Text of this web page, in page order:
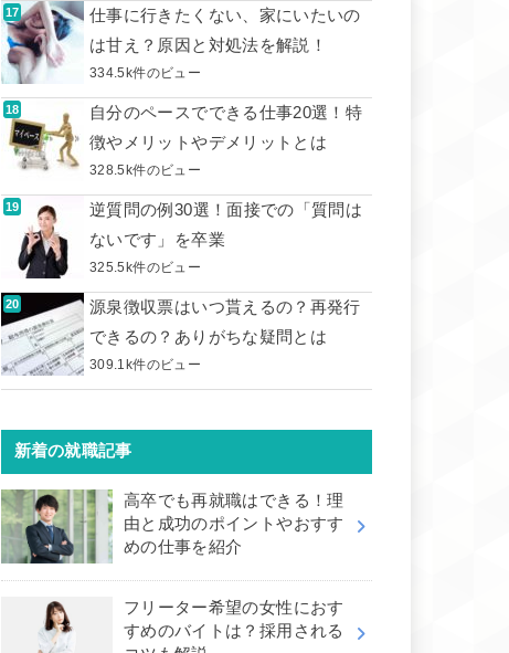
仕事に行きたくない、家にいたいの
は甘え？原因と対処法を解説！
334.5k件のビュー
自分のペースでできる仕事20選！特
徴やメリットやデメリットとは
328.5k件のビュー
逆質問の例30選！面接での「質問は
ないです」を卒業
325.5k件のビュー
源泉徴収票はいつ貰えるの？再発行
できるの？ありがちな疑問とは
309.1k件のビュー
新着の就職記事
高卒でも再就職はできる！理
由と成功のポイントやおすす
めの仕事を紹介
フリーター希望の女性におす
すめのバイトは？採用される